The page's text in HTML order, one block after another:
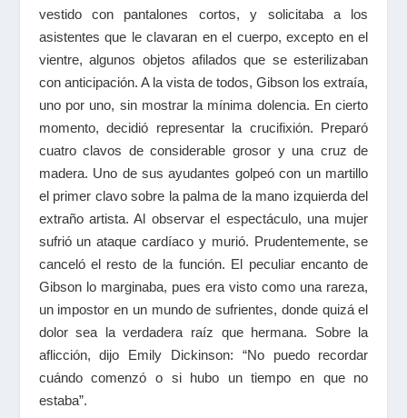
vestido con pantalones cortos, y solicitaba a los
asistentes que le clavaran en el cuerpo, excepto en el
vientre, algunos objetos afilados que se esterilizaban
con anticipación. A la vista de todos, Gibson los extraía,
uno por uno, sin mostrar la mínima dolencia. En cierto
momento, decidió representar la crucifixión. Preparó
cuatro clavos de considerable grosor y una cruz de
madera. Uno de sus ayudantes golpeó con un martillo
el primer clavo sobre la palma de la mano izquierda del
extraño artista. Al observar el espectáculo, una mujer
sufrió un ataque cardíaco y murió. Prudentemente, se
canceló el resto de la función. El peculiar encanto de
Gibson lo marginaba, pues era visto como una rareza,
un impostor en un mundo de sufrientes, donde quizá el
dolor sea la verdadera raíz que hermana. Sobre la
aflicción, dijo Emily Dickinson: “No puedo recordar
cuándo comenzó o si hubo un tiempo en que no
estaba”.